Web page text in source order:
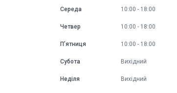
Середа 10:00 18:00
Четвер 10:00 18:00
Пʼятниця 10:00 18:00
Субота Вихідний
Неділя Вихідний